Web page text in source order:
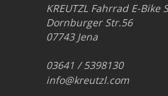
KREUTZL Fahrrad E-Bike
Dornburger Str.56
07743 Jena
03641 / 5398130
info@kreutzl.com